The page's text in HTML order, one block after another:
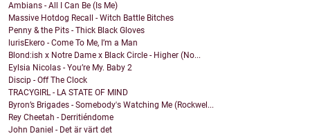
Ambians - All I Can Be (Is Me)
Massive Hotdog Recall - Witch Battle Bitches
Penny & the Pits - Thick Black Gloves
lurisEkero - Come To Me, I’m a Man
Blond:ish x Notre Dame x Black Circle - Higher (No...
Eylsia Nicolas - You’re My. Baby 2
Discip - Off The Clock
TRACYGIRL - LA STATE OF MIND
Byron’s Brigades - Somebody's Watching Me (Rockwel...
Rey Cheetah - Derritiéndome
John Daniel - Det är värt det